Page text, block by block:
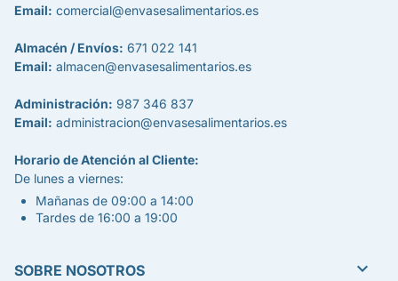
Email: comercial@envasesalimentarios.es
Almacén / Envíos: 671 022 141
Email: almacen@envasesalimentarios.es
Administración: 987 346 837
Email: administracion@envasesalimentarios.es
Horario de Atención al Cliente:
De lunes a viernes:
Mañanas de 09:00 a 14:00
Tardes de 16:00 a 19:00
SOBRE NOSOTROS 